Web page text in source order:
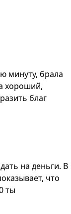
минуту, брала
хороший,
благ
на деньги. В
что
ты